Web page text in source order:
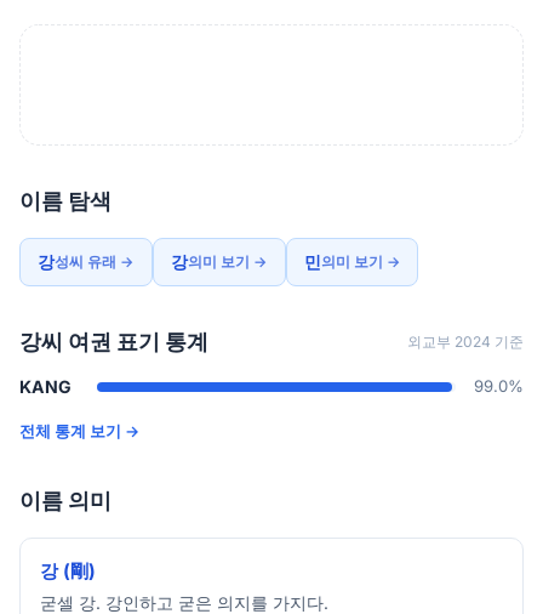
이름 탐색
강성씨 유래 → 강의미 보기 → 민의미 보기 →
강씨 여권 표기 통계 외교부 2024 기준
KANG 99.0%
전체 통계 보기 →
이름 의미
강 (剛)
굳셀 강. 강인하고 굳은 의지를 가지다.